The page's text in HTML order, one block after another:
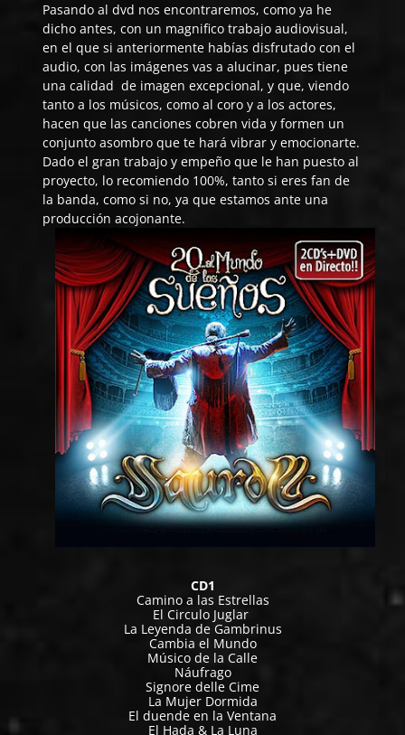
Pasando al dvd nos encontraremos, como ya he
dicho antes, con un magnifico trabajo audiovisual,
en el que si anteriormente habías disfrutado con el
audio, con las imágenes vas a alucinar, pues tiene
una calidad de imagen excepcional, y que, viendo
tanto a los músicos, como al coro y a los actores,
hacen que las canciones cobren vida y formen un
conjunto asombro que te hará vibrar y emocionarte.
Dado el gran trabajo y empeño que le han puesto al
proyecto, lo recomiendo 100%, tanto si eres fan de
la banda, como si no, ya que estamos ante una
producción acojonante.
CD1
Camino a las Estrellas
El Circulo Juglar
La Leyenda de Gambrinus
Cambia el Mundo
Músico de la Calle
Náufrago
Signore delle Cime
La Mujer Dormida
El duende en la Ventana
El Hada & La Luna